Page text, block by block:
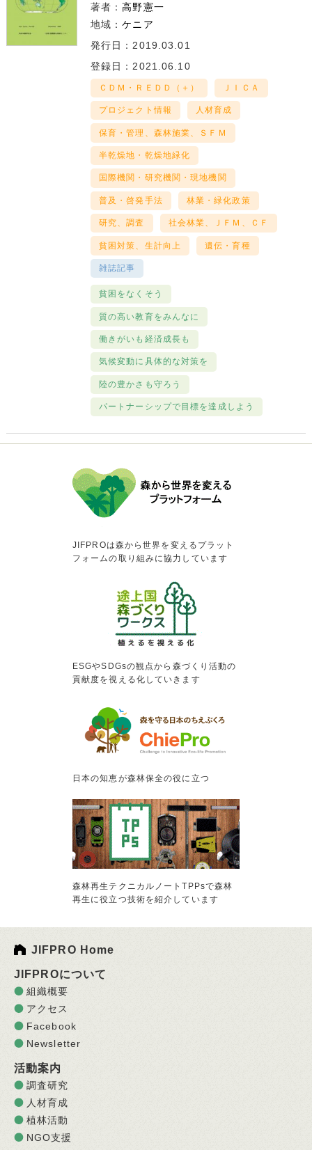
著者：高野憲一
地域：ケニア
発行日：2019.03.01
登録日：2021.06.10
ＣＤＭ・ＲＥＤＤ（＋） ＪＩＣＡ
プロジェクト情報 人材育成
保育・管理、森林施業、ＳＦＭ
半乾燥地・乾燥地緑化
国際機関・研究機関・現地機関
普及・啓発手法 林業・緑化政策
研究、調査 社会林業、ＪＦＭ、ＣＦ
貧困対策、生計向上 遺伝・育種
雑誌記事
貧困をなくそう
質の高い教育をみんなに
働きがいも経済成長も
気候変動に具体的な対策を
陸の豊かさも守ろう
パートナーシップで目標を達成しよう
JIFPROは森から世界を変えるプラット
フォームの取り組みに協力しています
ESGやSDGsの観点から森づくり活動の
貢献度を視える化していきます
日本の知恵が森林保全の役に立つ
森林再生テクニカルノートTPPsで森林
再生に役立つ技術を紹介しています
JIFPRO Home
JIFPROについて
組織概要
アクセス
Facebook
Newsletter
活動案内
調査研究
人材育成
植林活動
NGO支援